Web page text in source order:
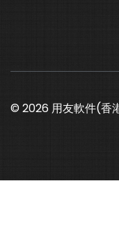
© 2026 用友軟件(香